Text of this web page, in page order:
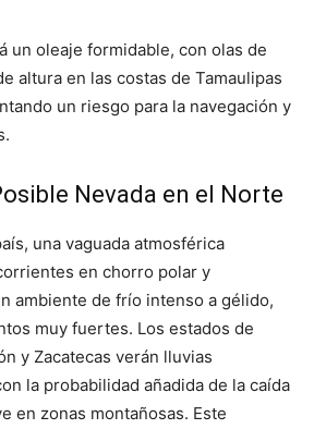
un oleaje formidable, con olas de
altura en las costas de Tamaulipas
un riesgo para la navegación y
Nevada en el Norte
una vaguada atmosférica
en chorro polar y
ambiente de frío intenso a gélido,
muy fuertes. Los estados de
y Zacatecas verán lluvias
la probabilidad añadida de la caída
en zonas montañosas. Este